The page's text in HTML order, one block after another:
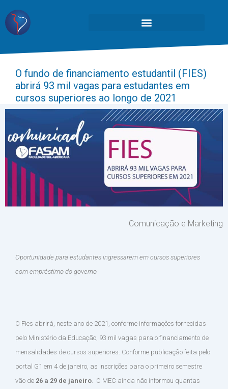
O fundo de financiamento estudantil (FIES)
abrirá 93 mil vagas para estudantes em
cursos superiores ao longo de 2021
Comunicação e Marketing
Oportunidade para estudantes ingressarem em cursos superiores
com empréstimo do governo
O Fies abrirá, neste ano de 2021, conforme informações fornecidas
pelo Ministério da Educação, 93 mil vagas para o financiamento de
mensalidades de cursos superiores. Conforme publicação feita pelo
portal G1 em 4 de janeiro, as inscrições para o primeiro semestre
vão de 26 a 29 de janeiro . O MEC ainda não informou quantas